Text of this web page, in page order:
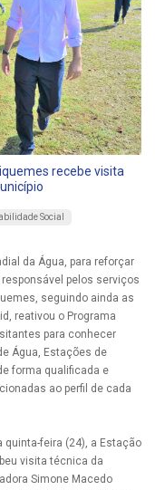
recebe visita
Social
da Água, para reforçar
pelos serviços
seguindo ainda as
reativou o Programa
para conhecer
Água, Estações de
forma qualificada e
ao perfil de cada
quinta-feira (24), a Estação
visita técnica da
Simone Macedo